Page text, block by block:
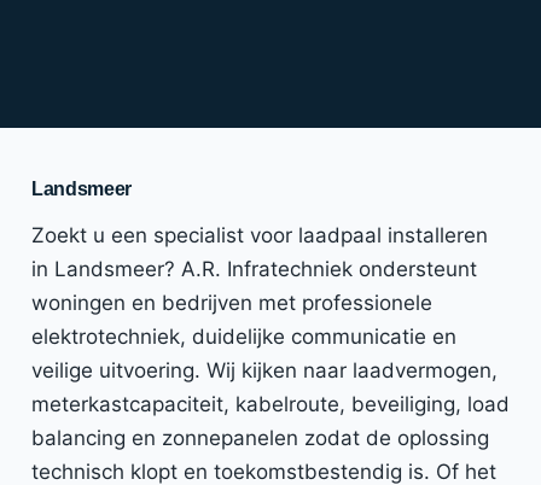
Landsmeer
Zoekt u een specialist voor laadpaal installeren
in Landsmeer? A.R. Infratechniek ondersteunt
woningen en bedrijven met professionele
elektrotechniek, duidelijke communicatie en
veilige uitvoering. Wij kijken naar laadvermogen,
meterkastcapaciteit, kabelroute, beveiliging, load
balancing en zonnepanelen zodat de oplossing
technisch klopt en toekomstbestendig is. Of het